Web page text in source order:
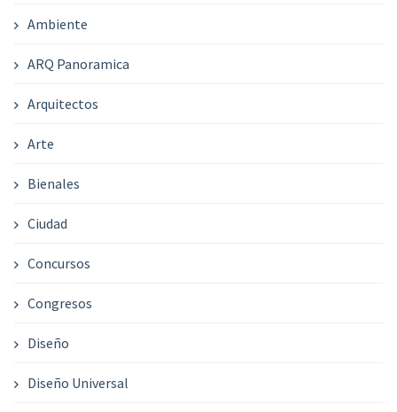
Ambiente
ARQ Panoramica
Arquitectos
Arte
Bienales
Ciudad
Concursos
Congresos
Diseño
Diseño Universal